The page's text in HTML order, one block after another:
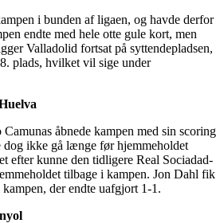
i bunden af ligaen, og havde derfor
endte med hele otte gule kort, men
Valladolid fortsat på syttendepladsen,
plads, hvilket vil sige under
åbnede kampen med sin scoring
ikke gå længe før hjemmeholdet
efter kunne den tidligere Real Sociadad-
tilbage i kampen. Jon Dahl fik
der endte uafgjort 1-1.